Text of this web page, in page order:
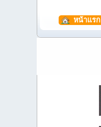
หน้าแรก